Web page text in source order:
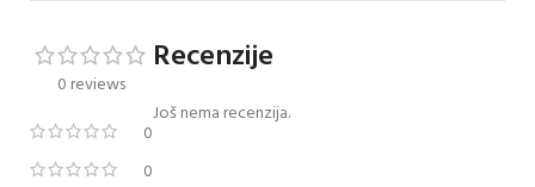
0 reviews
0
0
Recenzije
Još nema recenzija.